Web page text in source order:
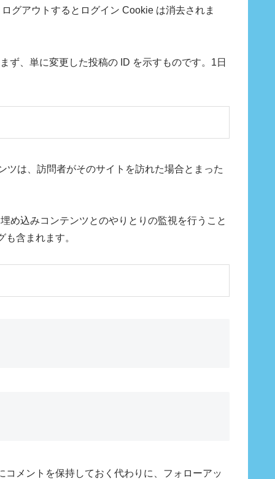
グアウトするとログイン Cookie は消去されま
ず、単に変更した投稿の ID を示すものです。1日
は、訪問者がそのサイトを訪れた場合とまった
め込みコンテンツとのやりとりの監視を行うこと
含まれます。
メントを保持しておく代わりに、フォローアッ